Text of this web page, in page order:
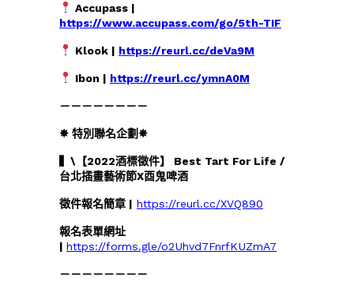
Accupass |
https://www.accupass.com/go/5th-TIF
Klook | https://reurl.cc/deVa9M
Ibon | https://reurl.cc/ymnA0M
－－－－－－－－
✸ 特別聯名企劃✸
▍\【2022酒標徵件】 Best Tart For Life /
台北插畫藝術節X酉鬼啤酒
徵件報名簡章 | https://reurl.cc/XVQ890
報名表單網址
| https://forms.gle/o2Uhvd7FnrfKUZmA7
－－－－－－－－